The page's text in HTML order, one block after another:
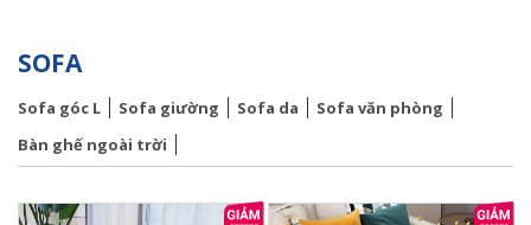
SOFA
Sofa góc L Sofa giường Sofa da
Sofa văn phòng
Bàn ghế ngoài trời